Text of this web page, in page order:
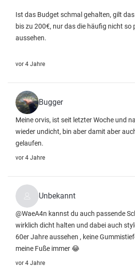
Ist das Budget schmal gehalten, gilt
bis zu 200€, nur das die häufig nicht so
aussehen.
vor 4 Jahre
Bugger
Meine orvis, ist seit letzter Woche und
wieder undicht, bin aber damit aber
gelaufen.
vor 4 Jahre
Unbekannt
@WaeA4n kannst du auch passende
wirklich dicht halten und dabei auch
60er Jahre aussehen , keine
meine Fuße immer 😂
vor 4 Jahre